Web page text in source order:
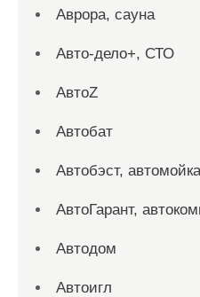
Аврора, сауна
Авто-дело+, СТО
АвтоZ
Автобат
Автобэст, автомойка
АвтоГарант,
Автодом
Автоигл